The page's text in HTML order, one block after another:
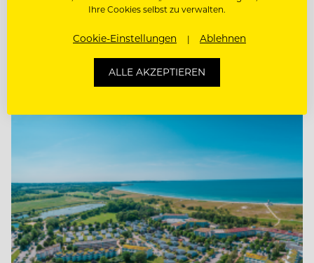
PÂTISSIER / KONDITOR
JUNGKOCH
Entdecke alle Jobs
Ihre Cookies selbst zu verwalten.
Cookie-Einstellungen Ablehnen
ALLE AKZEPTIEREN